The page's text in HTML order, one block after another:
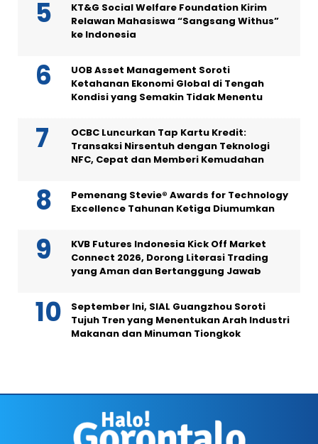
KT&G Social Welfare Foundation Kirim
Relawan Mahasiswa “Sangsang Withus”
ke Indonesia
UOB Asset Management Soroti
Ketahanan Ekonomi Global di Tengah
Kondisi yang Semakin Tidak Menentu
OCBC Luncurkan Tap Kartu Kredit:
Transaksi Nirsentuh dengan Teknologi
NFC, Cepat dan Memberi Kemudahan
Pemenang Stevie® Awards for Technology
Excellence Tahunan Ketiga Diumumkan
KVB Futures Indonesia Kick Off Market
Connect 2026, Dorong Literasi Trading
yang Aman dan Bertanggung Jawab
September Ini, SIAL Guangzhou Soroti
Tujuh Tren yang Menentukan Arah Industri
Makanan dan Minuman Tiongkok